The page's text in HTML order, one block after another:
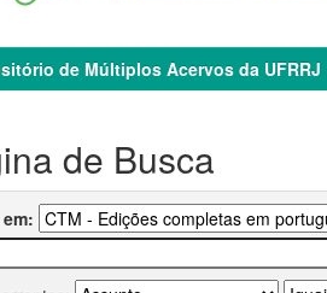
de Múltiplos Acervos da UFRRJ
de Busca